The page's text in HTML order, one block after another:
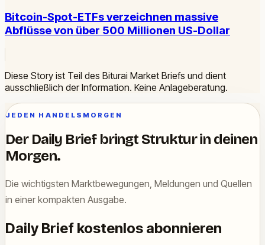
Bitcoin-Spot-ETFs verzeichnen massive
Abflüsse von über 500 Millionen US-Dollar
Diese Story ist Teil des Biturai Market Briefs und dient
ausschließlich der Information. Keine Anlageberatung.
JEDEN HANDELSMORGEN
Der Daily Brief bringt Struktur in deinen
Morgen.
Die wichtigsten Marktbewegungen, Meldungen und Quellen
in einer kompakten Ausgabe.
Daily Brief kostenlos abonnieren